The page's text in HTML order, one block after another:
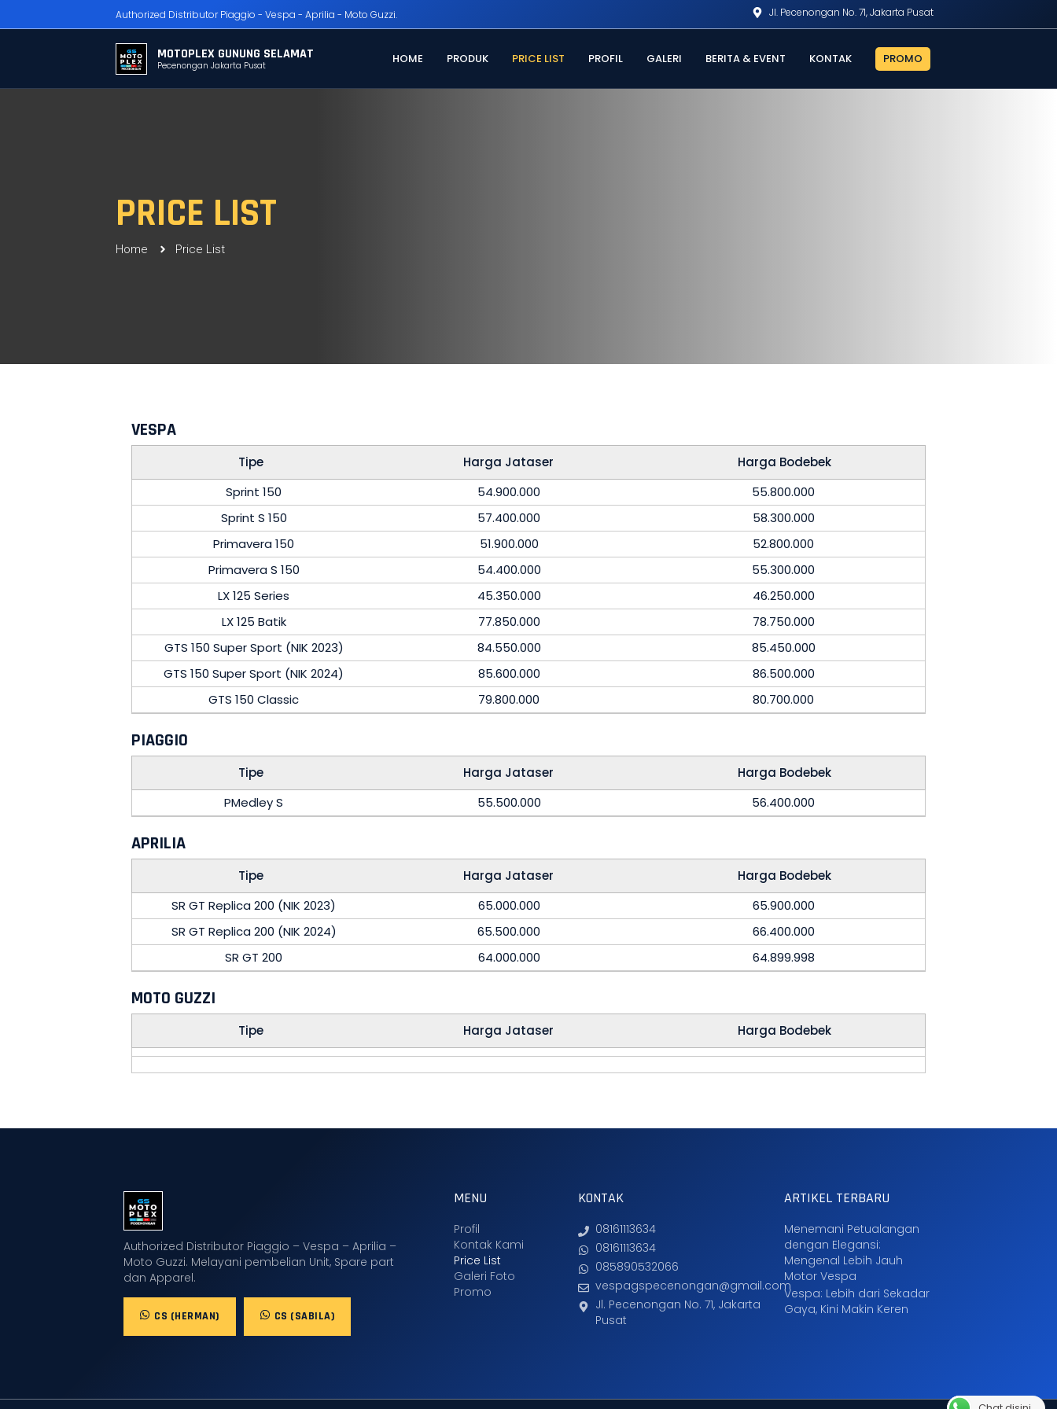
Authorized Distributor Piaggio - Vespa - Aprilia - Moto Guzzi. Jl. Pecenongan No. 71, Jakarta Pusat
MOTOPLEX GUNUNG SELAMAT
Pecenongan Jakarta Pusat HOME PRODUK PRICE LIST PROFIL GALERI BERITA & EVENT KONTAK PROMO
PRICE LIST
Home Price List
VESPA
Tipe Harga Jataser
Harga Bodebek
Sprint 150
54.900.000
55.800.000
Sprint S 150
57.400.000
58.300.000
Primavera 150
51.900.000
52.800.000
Primavera S 150
54.400.000
55.300.000
LX 125 Series
45.350.000
46.250.000
LX 125 Batik
77.850.000
78.750.000
GTS 150 Super Sport (NIK 2023)
84.550.000
85.450.000
GTS 150 Super Sport (NIK 2024)
85.600.000
86.500.000
GTS 150 Classic
79.800.000 80.700.000
PIAGGIO
Tipe Harga Jataser
Harga Bodebek
PMedley S
55.500.000 56.400.000
APRILIA
Tipe Harga Jataser
Harga Bodebek
SR GT Replica 200 (NIK 2023)
65.000.000
65.900.000
SR GT Replica 200 (NIK 2024)
65.500.000
66.400.000
SR GT 200
64.000.000 64.899.998
MOTO GUZZI
Tipe Harga Jataser Harga Bodebek
Authorized Distributor Piaggio – Vespa – Aprilia –
Moto Guzzi. Melayani pembelian Unit, Spare part
dan Apparel.
CS (HERMAN) CS (SABILA)
MENU
Profil
Kontak Kami
Price List
Galeri Foto
Promo
KONTAK
08161113634
08161113634
085890532066
vespagspecenongan@gmail.com
Jl. Pecenongan No. 71, Jakarta
Pusat
ARTIKEL TERBARU
Menemani Petualangan
dengan Elegansi:
Mengenal Lebih Jauh
Motor Vespa
Vespa: Lebih dari Sekadar
Gaya, Kini Makin Keren